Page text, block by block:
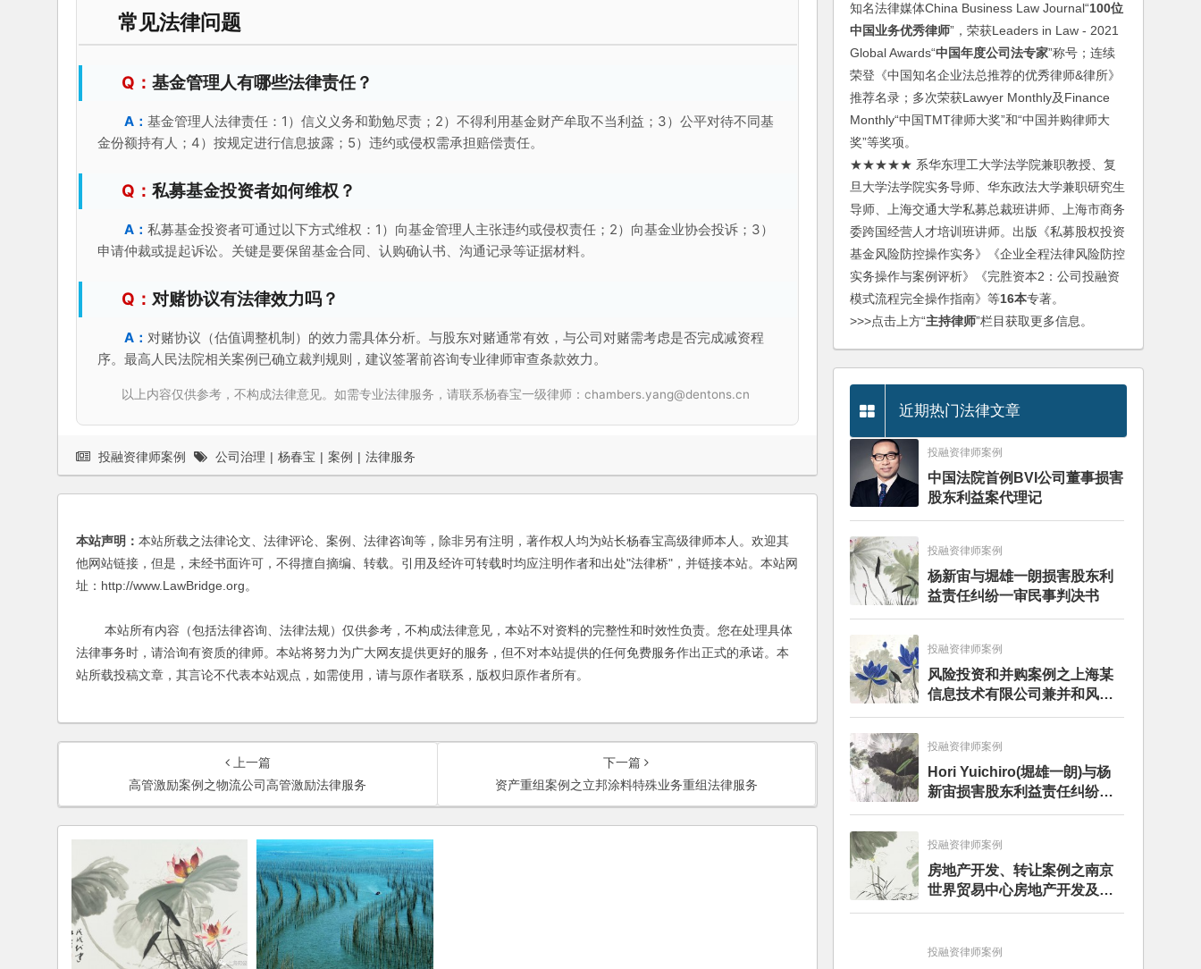
常见法律问题
基金管理人有哪些法律责任？
基金管理人法律责任：1）信义义务和勤勉尽责；2）不得利用基金财产牟取不当利益；3）公平对待不同基
金份额持有人；4）按规定进行信息披露；5）违约或侵权需承担赔偿责任。
私募基金投资者如何维权？
私募基金投资者可通过以下方式维权：1）向基金管理人主张违约或侵权责任；2）向基金业协会投诉；3）
申请仲裁或提起诉讼。关键是要保留基金合同、认购确认书、沟通记录等证据材料。
对赌协议有法律效力吗？
对赌协议（估值调整机制）的效力需具体分析。与股东对赌通常有效，与公司对赌需考虑是否完成减资程
序。最高人民法院相关案例已确立裁判规则，建议签署前咨询专业律师审查条款效力。
以上内容仅供参考，不构成法律意见。如需专业法律服务，请联系杨春宝一级律师：chambers.yang@dentons.cn
投融资律师案例 公司治理 | 杨春宝 | 案例 | 法律服务
本站声明： 本站所载之法律论文、法律评论、案例、法律咨询等，除非另有注明，著作权人均为站长杨春宝高级律师本人。欢迎其
他网站链接，但是，未经书面许可，不得擅自摘编、转载。引用及经许可转载时均应注明作者和出处"法律桥"，并链接本站。本站网
址：http://www.LawBridge.org。
本站所有内容（包括法律咨询、法律法规）仅供参考，不构成法律意见，本站不对资料的完整性和时效性负责。您在处理具体
法律事务时，请洽询有资质的律师。本站将努力为广大网友提供更好的服务，但不对本站提供的任何免费服务作出正式的承诺。本
站所载投稿文章，其言论不代表本站观点，如需使用，请与原作者联系，版权归原作者所有。
上一篇
高管激励案例之物流公司高管激励法律服务
下一篇
资产重组案例之立邦涂料特殊业务重组法律服务
知名法律媒体China Business Law Journal“100位
中国业务优秀律师”，荣获Leaders in Law - 2021
Global Awards“中国年度公司法专家”称号；连续
荣登《中国知名企业法总推荐的优秀律师&律所》
推荐名录；多次荣获Lawyer Monthly及Finance
Monthly“中国TMT律师大奖”和“中国并购律师大
奖”等奖项。
★★★★★ 系华东理工大学法学院兼职教授、复
旦大学法学院实务导师、华东政法大学兼职研究生
导师、上海交通大学私募总裁班讲师、上海市商务
委跨国经营人才培训班讲师。出版《私募股权投资
基金风险防控操作实务》《企业全程法律风险防控
实务操作与案例评析》《完胜资本2：公司投融资
模式流程完全操作指南》等16本专著。
>>>点击上方“主持律师”栏目获取更多信息。
近期热门法律文章
投融资律师案例
中国法院首例BVI公司董事损害
股东利益案代理记
投融资律师案例
杨新宙与堀雄一朗损害股东利
益责任纠纷一审民事判决书
投融资律师案例
风险投资和并购案例之上海某
信息技术有限公司兼并和风险
投资服务
投融资律师案例
Hori Yuichiro(堀雄一朗)与杨
新宙损害股东利益责任纠纷二
审案件二审民事判决书
投融资律师案例
房地产开发、转让案例之南京
世界贸易中心房地产开发及股
权转让项目
投融资律师案例